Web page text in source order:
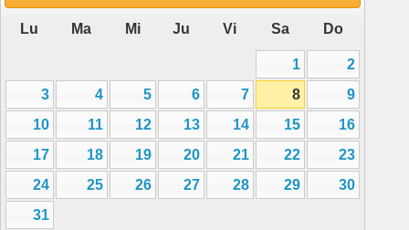
Lu Ma Mi Ju Vi Sa Do
1
2
3
4 5 6 7 8
9
10
11 12 13 14 15
16
17
18 19 20 21 22
23
24
25 26 27 28 29
30
31